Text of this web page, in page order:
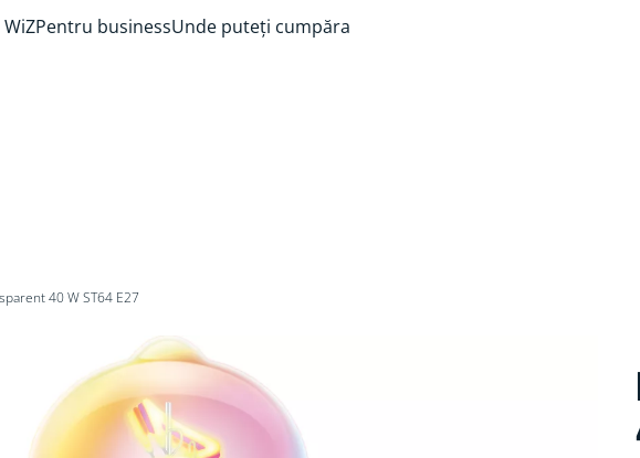
Pentru businessUnde puteți cumpăra
40 W ST64 E27